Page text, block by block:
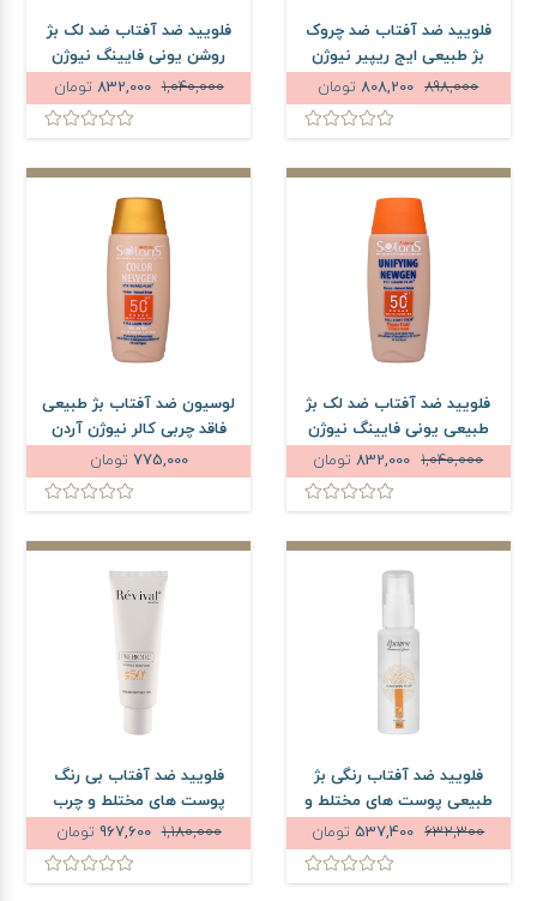
فلویید ضد آفتاب ضد چروک
بژ طبیعی ایج ریپیر نیوژن
آردن سولاریس SPF50 حجم
75 میلی لیتر
898,000 تومان
فلویید ضد آفتاب ضد لک بژ
روشن یونی فایینگ نیوژن
آردن سولاریس SPF50 حجم
75 میلی لیتر
1,040,000
832,000 تومان
فلویید ضد آفتاب ضد لک بژ
طبیعی یونی فایینگ نیوژن
آردن سولاریس SPF50 حجم
75 میلی لیتر
1,040,000 تومان
لوسیون ضد آفتاب بژ طبیعی
فاقد چربی کالر نیوژن آردن
میلی لیتر
775,000 تومان
فلویید ضد آفتاب رنگی بژ
طبیعی پوست های مختلط و
چرب راکوتن SPF50 حجم 50
میلی لیتر
632,300 تومان
فلویید ضد آفتاب بی رنگ
پوست های مختلط و چرب
رویوال SPF50 حجم 50 میلی
لیتر
1,180,000
967,600 تومان